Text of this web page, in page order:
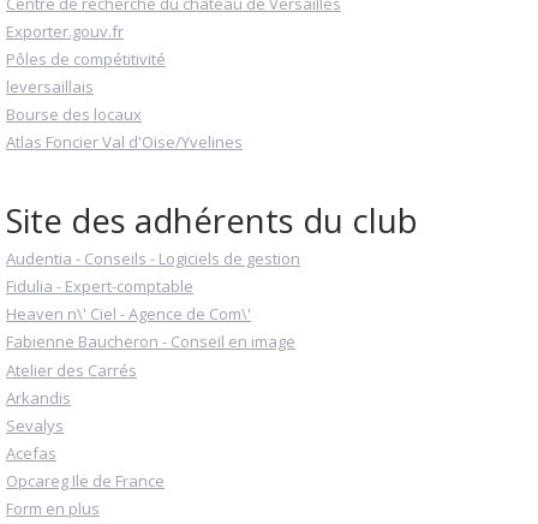
Exporter.gouv.fr
Pôles de compétitivité
leversaillais
Bourse des locaux
Atlas Foncier Val d'Oise/Yvelines
Site des adhérents du club
Audentia - Conseils - Logiciels de gestion
Fidulia - Expert-comptable
Heaven n\' Ciel - Agence de Com\'
Fabienne Baucheron - Conseil en image
Atelier des Carrés
Arkandis
Sevalys
Acefas
Opcareg Ile de France
Form en plus